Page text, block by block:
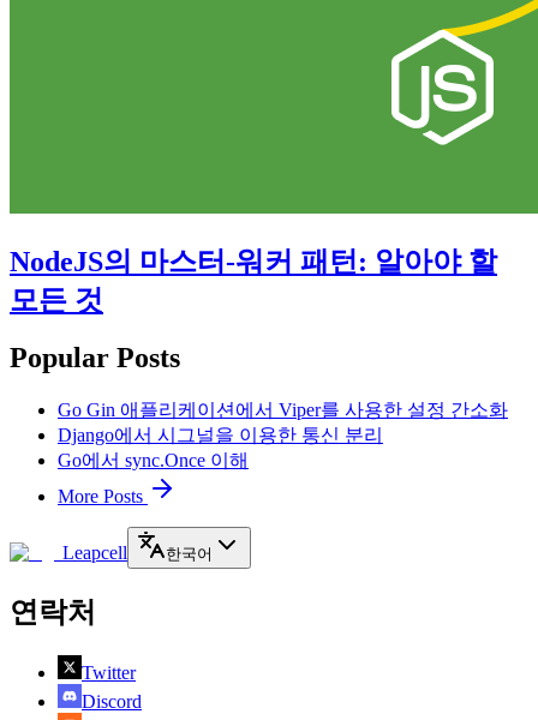
NodeJS의 마스터-워커 패턴: 알아야 할
모든 것
Popular Posts
Go Gin 애플리케이션에서 Viper를 사용한 설정 간소화
Django에서 시그널을 이용한 통신 분리
Go에서 sync.Once 이해
More Posts
Leapcell 한국어
연락처
Twitter
Discord